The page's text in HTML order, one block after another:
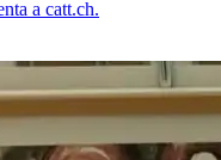
a catt.ch.